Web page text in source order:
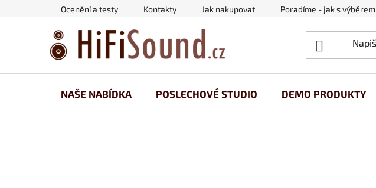
Ocenění a testy Kontakty Jak nakupovat Poradíme - jak s výběrem
NAŠE NABÍDKA POSLECHOVÉ STUDIO DEMO PRODUKTY